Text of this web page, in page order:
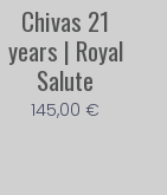
Chivas 21
years | Royal
Salute
145,00€